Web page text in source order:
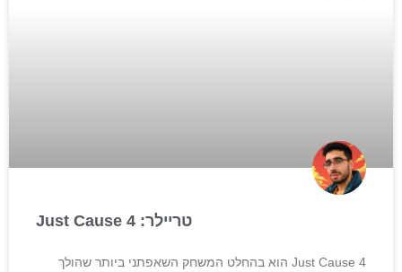
טריילר: Just Cause 4
Just Cause 4 הוא בהחלט המשחק השאפתני ביותר שהולך